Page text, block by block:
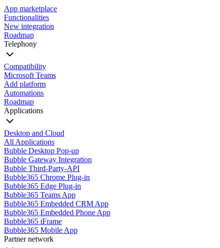
App marketplace
Functionalities
New integration
Roadmap
Telephony
Compatibility
Microsoft Teams
Add platform
Automations
Roadmap
Applications
Desktop and Cloud
All Applications
Bubble Desktop Pop-up
Bubble Gateway Integration
Bubble Third-Party-API
Bubble365 Chrome Plug-in
Bubble365 Edge Plug-in
Bubble365 Teams App
Bubble365 Embedded CRM App
Bubble365 Embedded Phone App
Bubble365 iFrame
Bubble365 Mobile App
Partner network